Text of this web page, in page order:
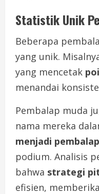
Statistik Unik
Beberapa
yang unik.
yang mencetak
menandai
Pembalap muda
nama mereka
menjadi
podium. Analisis
bahwa strategi
efisien,